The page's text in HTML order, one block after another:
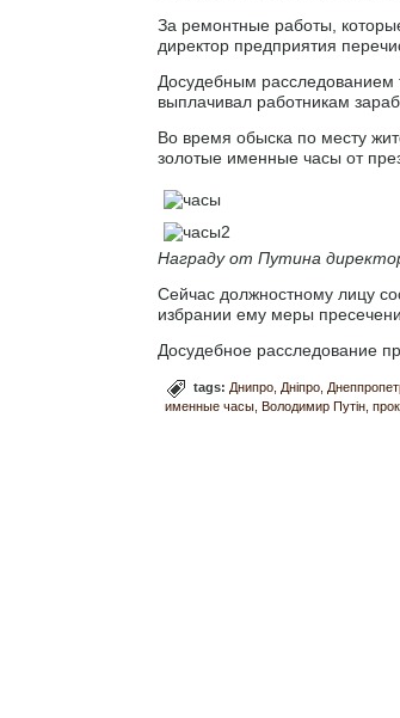
За ремонтные работы,
директор предприятия
Досудебным расследованием
выплачивал работникам
Во время обыска по месту
золотые именные часы от
Награду от Путина
Сейчас должностному лицу
избрании ему меры
Досудебное расследование
tags: Днипро Дніпро
именные часы Володимир Путін